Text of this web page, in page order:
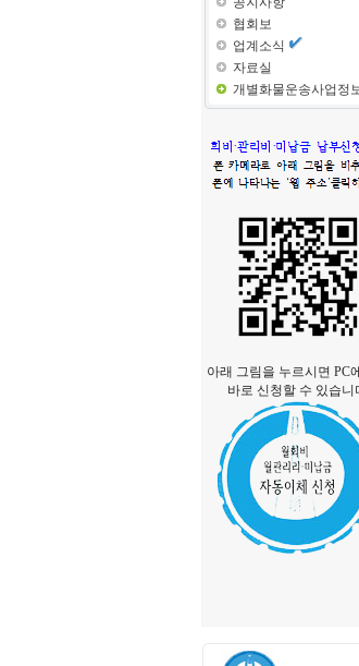
협회보
업계소식
자료실
개별화물운송사업정
아래 그림을 누르시면 PC
바로 신청할 수 있습니